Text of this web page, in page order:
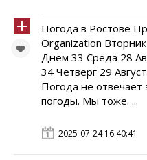
Погода в Ростове
Organization
Днем 33 Среда 28
34 Четверг 29
Погода не отвечает
погоды. Мы тоже. ...
2025-07-24 16:40:41